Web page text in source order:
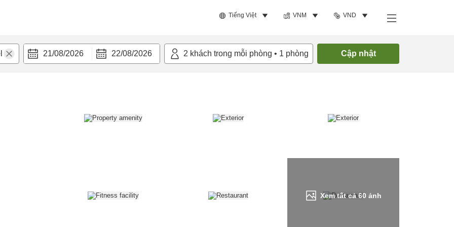
Tiếng Việt VNM VND
21/08/2026 22/08/2026 2 khách trong mỗi phòng • 1 phòng Cập nhật
Xem tất cả60 ảnh
nghi Tìm phòng trống